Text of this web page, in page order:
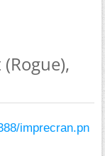
imprecran.pn